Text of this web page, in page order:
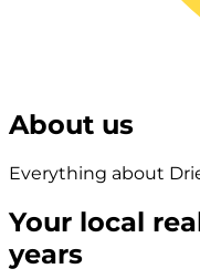
About us
Everything about
Your local
years